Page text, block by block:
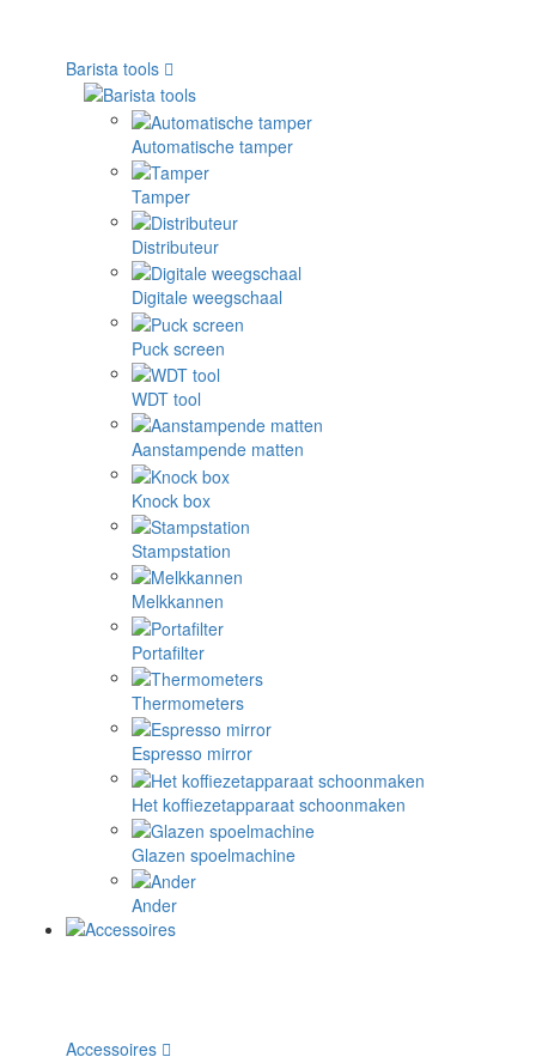
Barista tools
Automatische tamper
Tamper
Distributeur
Digitale weegschaal
Puck screen
WDT tool
Aanstampende matten
Knock box
Stampstation
Melkkannen
Portafilter
Thermometers
Espresso mirror
Het koffiezetapparaat schoonmaken
Glazen spoelmachine
Ander
Accessoires